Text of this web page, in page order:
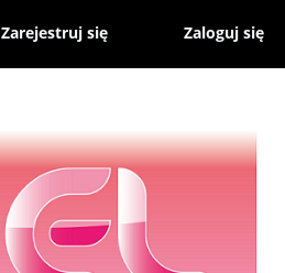
Zarejestruj się Zaloguj się